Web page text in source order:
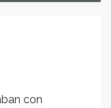
con